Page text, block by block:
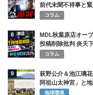
前代未聞不祥事と
コラム
8
MDL秋葉原店オー
投稿削除批判 炎天
コラム
9
萩野公介＆池江璃
阿祖山太神宮」と
地球環境